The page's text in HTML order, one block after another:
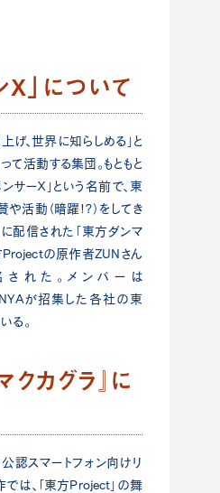
X」について
げ、世界に知らしめる」と
て活動する集団。もともと
サーＸ」という名前で、東
活動（暗躍!?）をしてき
配信された「東方ダンマ
Projectの原作者ZUNさん
れた。メンバーは
が招集した各社の東
る。
クカグラ』に
認スマートフォン向けリ
では、「東方Project」の舞